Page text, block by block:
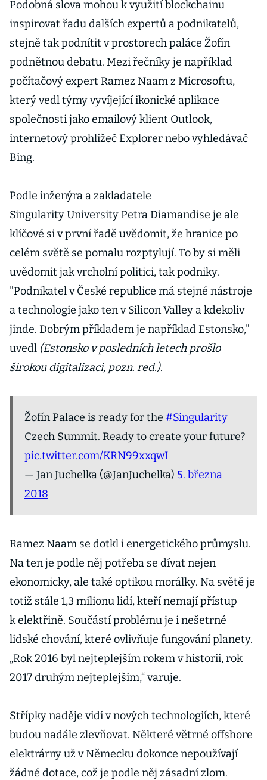
Podobná slova mohou k využití blockchainu
inspirovat řadu dalších expertů a podnikatelů,
stejně tak podnítit v prostorech paláce Žofín
podnětnou debatu. Mezi řečníky je například
počítačový expert Ramez Naam z Microsoftu,
který vedl týmy vyvíjející ikonické aplikace
společnosti jako emailový klient Outlook,
internetový prohlížeč Explorer nebo vyhledávač
Bing.
Podle inženýra a zakladatele
Singularity University Petra Diamandise je ale
klíčové si v první řadě uvědomit, že hranice po
celém světě se pomalu rozptylují. To by si měli
uvědomit jak vrcholní politici, tak podniky.
"Podnikatel v České republice má stejné nástroje
a technologie jako ten v Silicon Valley a kdekoliv
jinde. Dobrým příkladem je například Estonsko,"
uvedl (Estonsko v posledních letech prošlo
širokou digitalizaci, pozn. red.).
Žofín Palace is ready for the #Singularity
Czech Summit. Ready to create your future?
pic.twitter.com/KRN99xxqwI
— Jan Juchelka (@JanJuchelka) 5. března
2018
Ramez Naam se dotkl i energetického průmyslu.
Na ten je podle něj potřeba se dívat nejen
ekonomicky, ale také optikou morálky. Na světě je
totiž stále 1,3 milionu lidí, kteří nemají přístup
k elektřině. Součástí problému je i nešetrné
lidské chování, které ovlivňuje fungování planety.
„Rok 2016 byl nejteplejším rokem v historii, rok
2017 druhým nejteplejším,“ varuje.
Střípky naděje vidí v nových technologiích, které
budou nadále zlevňovat. Některé větrné offshore
elektrárny už v Německu dokonce nepoužívají
žádné dotace, což je podle něj zásadní zlom.